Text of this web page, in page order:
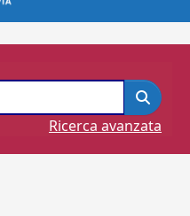
Ricerca avanzata